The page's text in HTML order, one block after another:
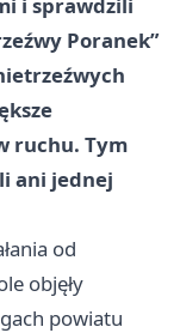
Poranek”
ruchu. Tym
ani jednej
od
objęły
powiatu